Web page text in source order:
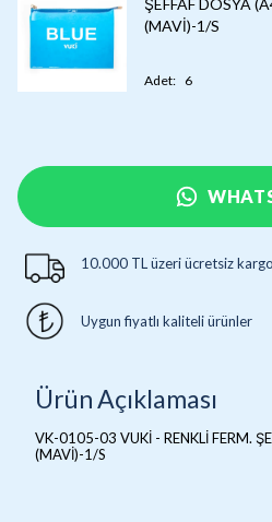
ŞEFFAF DOSYA
(MAVİ)-1/S
Adet: 6
10.000 TL üzeri ücretsiz kargo
Uygun fiyatlı kaliteli ürünler
Ürün Açıklaması
VK-0105-03 VUKİ - RENKLİ FERM.
(MAVİ)-1/S